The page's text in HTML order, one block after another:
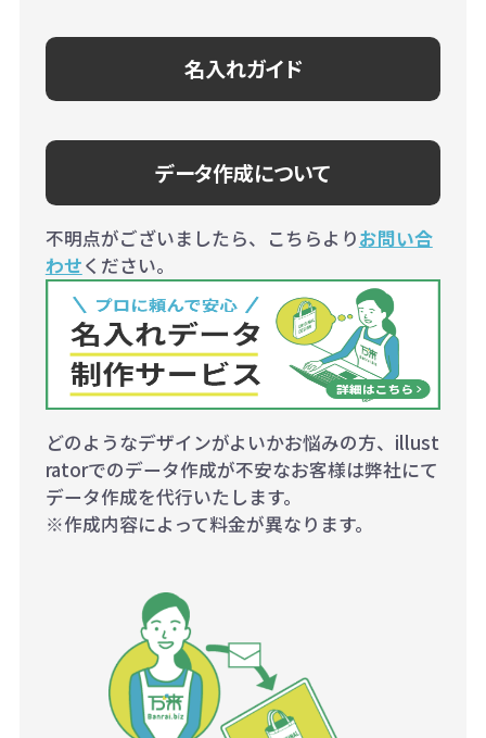
名入れガイド
データ作成について
不明点がございましたら、こちらよりお問い合
わせください。
どのようなデザインがよいかお悩みの方、illust
ratorでのデータ作成が不安なお客様は弊社にて
データ作成を代行いたします。
※作成内容によって料金が異なります。